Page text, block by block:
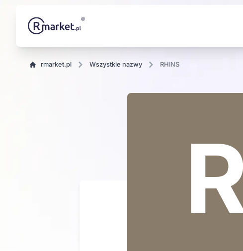
rmarket.pl wszystkie nazwy RHINS